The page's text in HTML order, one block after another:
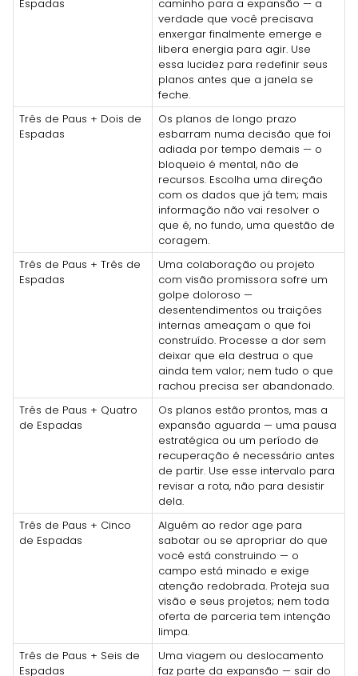
Espadas
caminho para a expansão — a
verdade que você precisava
enxergar finalmente emerge e
libera energia para agir. Use
essa lucidez para redefinir seus
planos antes que a janela se
feche.
Três de Paus + Dois de
Espadas
Os planos de longo prazo
esbarram numa decisão que foi
adiada por tempo demais — o
bloqueio é mental, não de
recursos. Escolha uma direção
com os dados que já tem; mais
informação não vai resolver o
que é, no fundo, uma questão de
coragem.
Três de Paus + Três de
Espadas
Uma colaboração ou projeto
com visão promissora sofre um
golpe doloroso —
desentendimentos ou traições
internas ameaçam o que foi
construído. Processe a dor sem
deixar que ela destrua o que
ainda tem valor; nem tudo o que
rachou precisa ser abandonado.
Três de Paus + Quatro
de Espadas
Os planos estão prontos, mas a
expansão aguarda — uma pausa
estratégica ou um período de
recuperação é necessário antes
de partir. Use esse intervalo para
revisar a rota, não para desistir
dela.
Três de Paus + Cinco
de Espadas
Alguém ao redor age para
sabotar ou se apropriar do que
você está construindo — o
campo está minado e exige
atenção redobrada. Proteja sua
visão e seus projetos; nem toda
oferta de parceria tem intenção
limpa.
Três de Paus + Seis de
Espadas
Uma viagem ou deslocamento
faz parte da expansão — sair do